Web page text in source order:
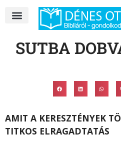
SUTBA
AMIT A KERESZTÉNYEK
TITKOS ELRAGADTATÁS